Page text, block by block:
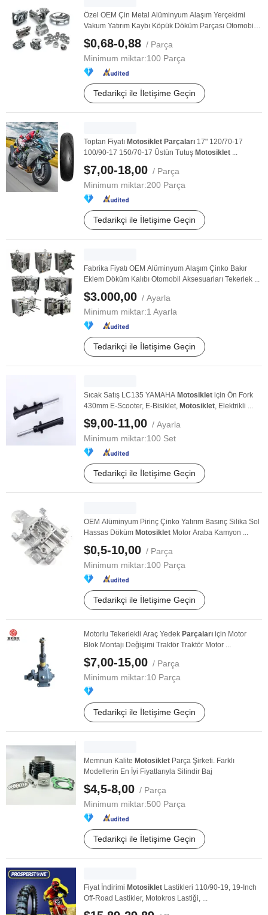
Özel OEM Çin Metal Alüminyum Alaşım Yerçekimi
Vakum Yatırım Kaybı Köpük Döküm Parçası Otomobil
Yedek ...
$0,68-0,88 / Parça
Minimum miktar:100 Parça
Tedarikçi ile İletişime Geçin
Toptan Fiyatı Motosiklet Parçaları 17" 120/70-17
100/90-17 150/70-17 Üstün Tutuş Motosiklet ...
$7,00-18,00 / Parça
Minimum miktar:200 Parça
Tedarikçi ile İletişime Geçin
Fabrika Fiyatı OEM Alüminyum Alaşım Çinko Bakır
Eklem Döküm Kalıbı Otomobil Aksesuarları Tekerlek ...
$3.000,00 / Ayarla
Minimum miktar:1 Ayarla
Tedarikçi ile İletişime Geçin
Sıcak Satış LC135 YAMAHA Motosiklet için Ön Fork
430mm E-Scooter, E-Bisiklet, Motosiklet, Elektrikli ...
$9,00-11,00 / Ayarla
Minimum miktar:100 Set
Tedarikçi ile İletişime Geçin
OEM Alüminyum Pirinç Çinko Yatırım Basınç Silika Sol
Hassas Döküm Motosiklet Motor Araba Kamyon ...
$0,5-10,00 / Parça
Minimum miktar:100 Parça
Tedarikçi ile İletişime Geçin
Motorlu Tekerlekli Araç Yedek Parçaları için Motor
Blok Montajı Değişimi Traktör Traktör Motor ...
$7,00-15,00 / Parça
Minimum miktar:10 Parça
Tedarikçi ile İletişime Geçin
Memnun Kalite Motosiklet Parça Şirketi. Farklı
Modellerin En İyi Fiyatlarıyla Silindir Baj
$4,5-8,00 / Parça
Minimum miktar:500 Parça
Tedarikçi ile İletişime Geçin
Fiyat İndirimi Motosiklet Lastikleri 110/90-19, 19-Inch
Off-Road Lastikler, Motokros Lastiği, ...